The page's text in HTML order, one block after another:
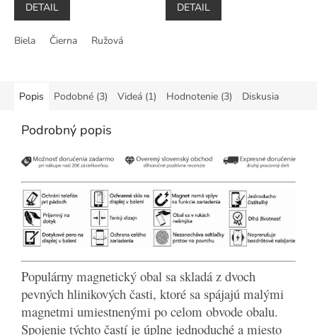
5
DETAIL
Biela Čierna Ružová
DETAIL
Popis Podobné (3) Videá (1) Hodnotenie (3) Diskusia
Podrobný popis
Populárny magnetický obal sa skladá z dvoch
pevných hlinikových časti, ktoré sa spájajú malými
magnetmi umiestnenými po celom obvode obalu.
Spojenie týchto častí je úplne jednoduché a miesto